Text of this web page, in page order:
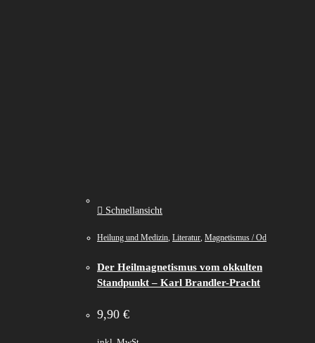
Schnellansicht
Heilung und Medizin, Literatur, Magnetismus / Od
Der Heilmagnetismus vom okkulten
Standpunkt – Karl Brandler-Pracht
9,90 €